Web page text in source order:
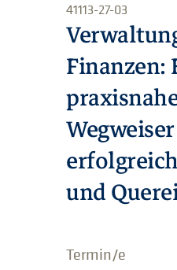
41113-27-03
Finanzen:
und
Termin/e